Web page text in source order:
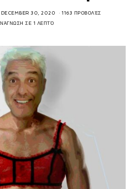
DECEMBER 30, 2020 1163 ΠΡΟΒΟΛΈΣ
ΣΕ 1 ΛΕΠΤΌ